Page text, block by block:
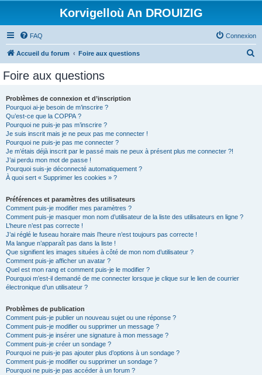
Korvigelloù An DROUIZIG
FAQ Connexion
Accueil du forum Foire aux questions
Foire aux questions
Problèmes de connexion et d’inscription
Pourquoi ai-je besoin de m’inscrire ?
Qu’est-ce que la COPPA ?
Pourquoi ne puis-je pas m’inscrire ?
Je suis inscrit mais je ne peux pas me connecter !
Pourquoi ne puis-je pas me connecter ?
Je m’étais déjà inscrit par le passé mais ne peux à présent plus me connecter ?!
J’ai perdu mon mot de passe !
Pourquoi suis-je déconnecté automatiquement ?
À quoi sert « Supprimer les cookies » ?
Préférences et paramètres des utilisateurs
Comment puis-je modifier mes paramètres ?
Comment puis-je masquer mon nom d’utilisateur de la liste des utilisateurs en ligne ?
L’heure n’est pas correcte !
J’ai réglé le fuseau horaire mais l’heure n’est toujours pas correcte !
Ma langue n’apparaît pas dans la liste !
Que signifient les images situées à côté de mon nom d’utilisateur ?
Comment puis-je afficher un avatar ?
Quel est mon rang et comment puis-je le modifier ?
Pourquoi m’est-il demandé de me connecter lorsque je clique sur le lien de courrier
électronique d’un utilisateur ?
Problèmes de publication
Comment puis-je publier un nouveau sujet ou une réponse ?
Comment puis-je modifier ou supprimer un message ?
Comment puis-je insérer une signature à mon message ?
Comment puis-je créer un sondage ?
Pourquoi ne puis-je pas ajouter plus d’options à un sondage ?
Comment puis-je modifier ou supprimer un sondage ?
Pourquoi ne puis-je pas accéder à un forum ?